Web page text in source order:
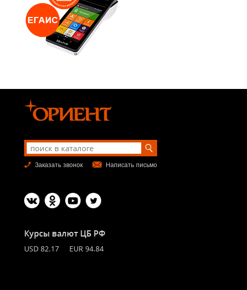
Заказать звонок Написать письмо
Курсы валют ЦБ РФ
USD 82.17 EUR 94.84